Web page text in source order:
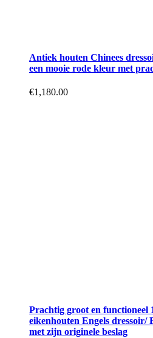
Antiek houten Chinees
een mooie rode kleur met
€1,180.00
Prachtig groot en functioneel
eikenhouten Engels dressoir/
met zijn originele beslag